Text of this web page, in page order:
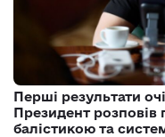
Перші результати
Президент розповів
балістикою та